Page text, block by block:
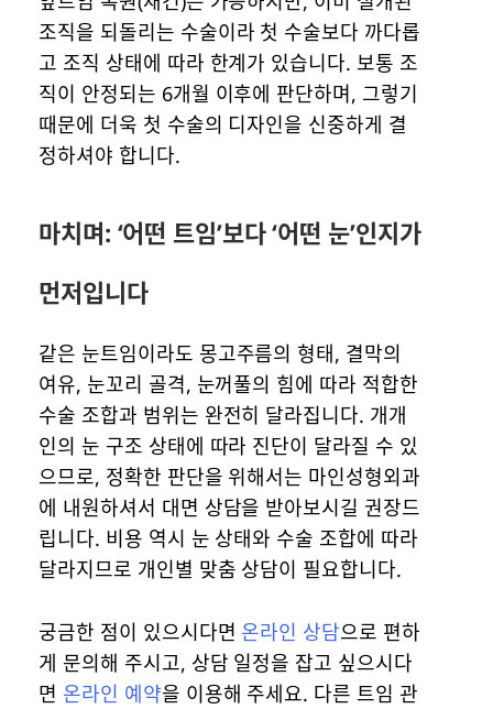
조직을 되돌리는 수술이라 첫 수술보다 까다롭
고 조직 상태에 따라 한계가 있습니다. 보통 조
직이 안정되는 6개월 이후에 판단하며, 그렇기
때문에 더욱 첫 수술의 디자인을 신중하게 결
정하셔야 합니다.
마치며: ‘어떤 트임’보다 ‘어떤 눈’인지가
먼저입니다
같은 눈트임이라도 몽고주름의 형태, 결막의
여유, 눈꼬리 골격, 눈꺼풀의 힘에 따라 적합한
수술 조합과 범위는 완전히 달라집니다. 개개
인의 눈 구조 상태에 따라 진단이 달라질 수 있
으므로, 정확한 판단을 위해서는 마인성형외과
에 내원하셔서 대면 상담을 받아보시길 권장드
립니다. 비용 역시 눈 상태와 수술 조합에 따라
달라지므로 개인별 맞춤 상담이 필요합니다.
궁금한 점이 있으시다면 온라인 상담으로 편하
게 문의해 주시고, 상담 일정을 잡고 싶으시다
면 온라인 예약을 이용해 주세요. 다른 트임 관